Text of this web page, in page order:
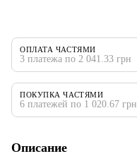
ОПЛАТА ЧАСТЯМИ
3 платежа по 2 041.33 грн
ПОКУПКА ЧАСТЯМИ
6 платежей по 1 020.67 грн
Описание